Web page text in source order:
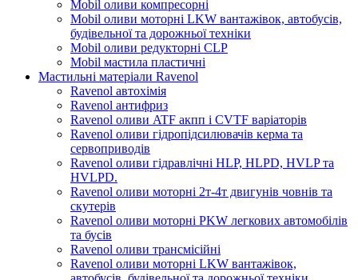
Mobil оливи компресорні
Mobil оливи моторні LKW вантажівок, автобусів,
будівельної та дорожньої техніки
Mobil оливи редукторні CLP
Mobil мастила пластичні
Мастильні матеріали Ravenol
Ravenol автохімія
Ravenol антифриз
Ravenol оливи ATF акпп і CVTF варіаторів
Ravenol оливи гідропідсилювачів керма та
сервоприводів
Ravenol оливи гідравлічні HLP, HLPD, HVLP та
HVLPD.
Ravenol оливи моторні 2т-4т двигунів човнів та
скутерів
Ravenol оливи моторні PKW легкових автомобілів
та бусів
Ravenol оливи трансмісійні
Ravenol оливи моторні LKW вантажівок,